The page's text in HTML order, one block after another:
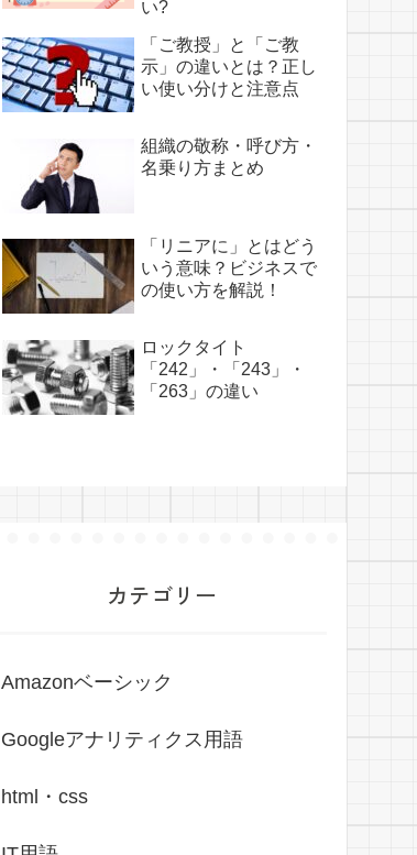
い?
「ご教授」と「ご教
示」の違いとは？正し
い使い分けと注意点
組織の敬称・呼び方・
名乗り方まとめ
「リニアに」とはどう
いう意味？ビジネスで
の使い方を解説！
ロックタイト
「242」・「243」・
「263」の違い
カテゴリー
Amazonベーシック
Googleアナリティクス用語
html・css